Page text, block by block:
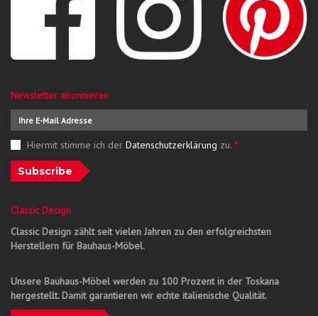
Newsletter abonnieren
Hiermit stimme ich der Datenschutzerklärung zu. *
Subscribe
Classic Design
Classic Design zählt seit vielen Jahren zu den erfolgreichsten
Herstellern für Bauhaus-Möbel.
Unsere Bauhaus-Möbel werden zu 100 Prozent in der Toskana
hergestellt. Damit garantieren wir echte italienische Qualität.